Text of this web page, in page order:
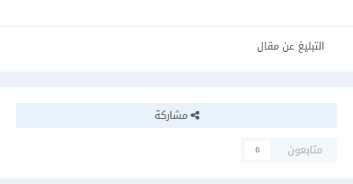
التبليغ عن مقال
مشاركة
متابعون
0